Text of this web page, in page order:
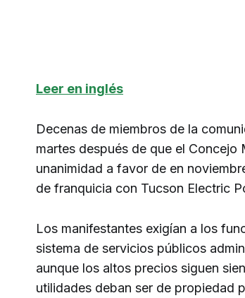
Leer en inglés
Decenas de miembros de la
martes después de que el
unanimidad a favor de en
de franquicia con Tucson Electric
Los manifestantes exigían a los
sistema de servicios públicos
aunque los altos precios siguen
utilidades deban ser de propiedad